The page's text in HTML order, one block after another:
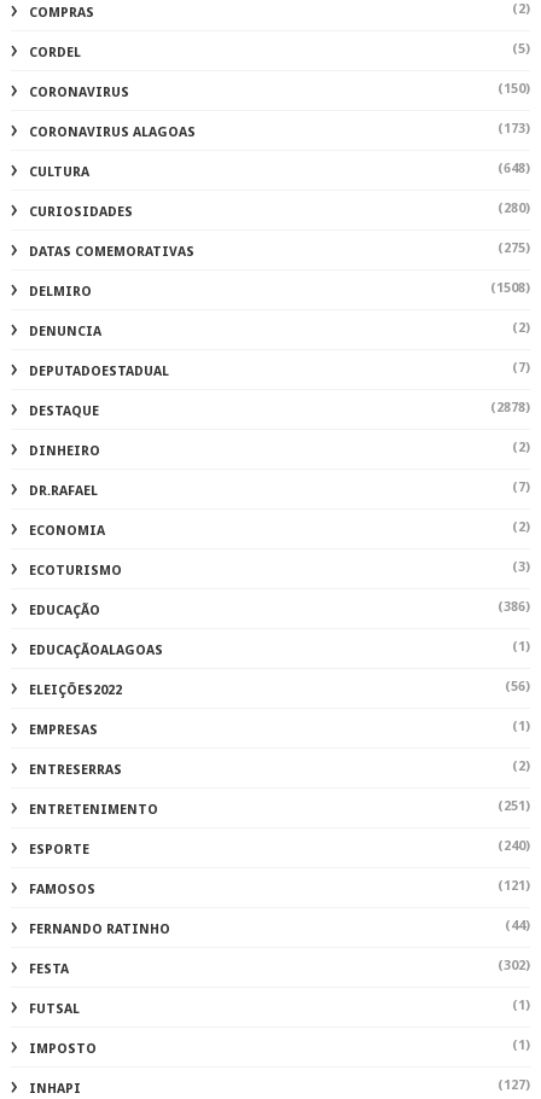
COMPRAS (2)
CORDEL (5)
CORONAVIRUS (150)
CORONAVIRUS ALAGOAS (173)
CULTURA (648)
CURIOSIDADES (280)
DATAS COMEMORATIVAS (275)
DELMIRO (1508)
DENUNCIA (2)
DEPUTADOESTADUAL (7)
DESTAQUE (2878)
DINHEIRO (2)
DR.RAFAEL (7)
ECONOMIA (2)
ECOTURISMO (3)
EDUCAÇÃO (386)
EDUCAÇÃOALAGOAS (1)
ELEIÇÕES2022 (56)
EMPRESAS (1)
ENTRESERRAS (2)
ENTRETENIMENTO (251)
ESPORTE (240)
FAMOSOS (121)
FERNANDO RATINHO (44)
FESTA (302)
FUTSAL (1)
IMPOSTO (1)
INHAPI (127)